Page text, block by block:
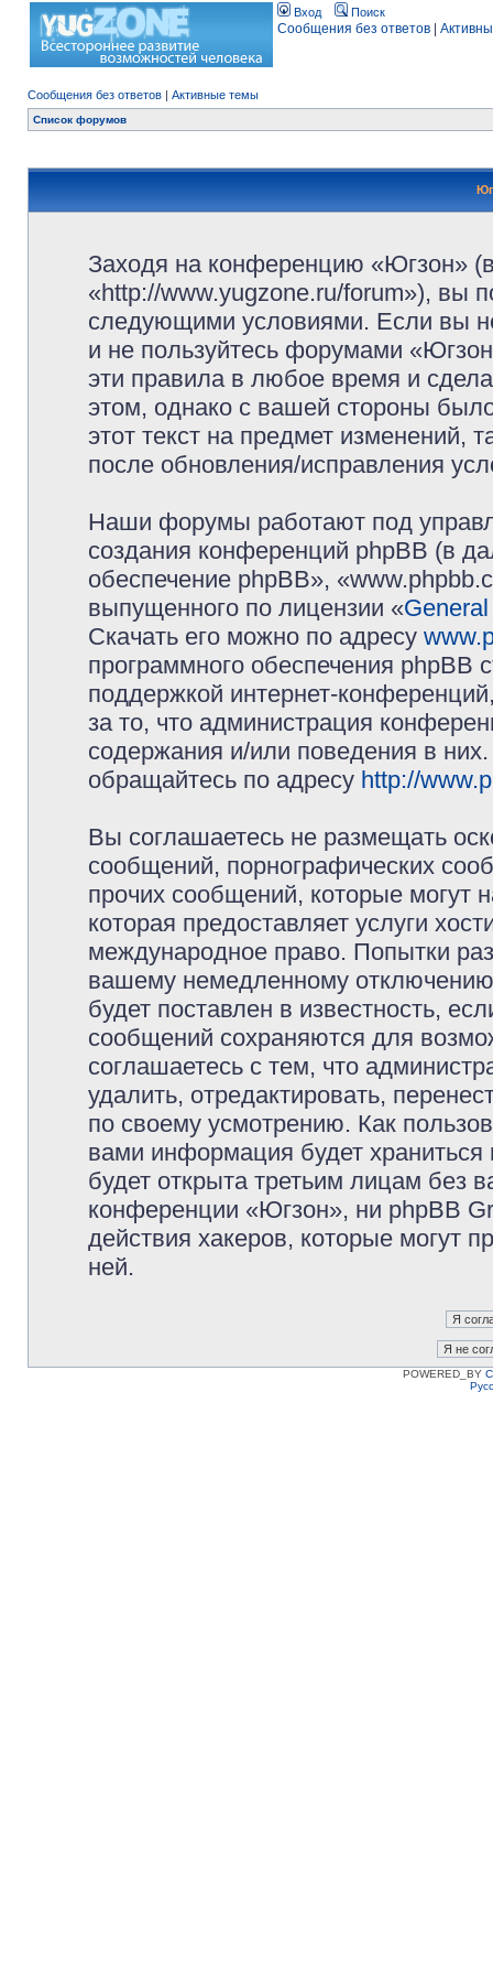
Вход Поиск
Сообщения без ответов
Сообщения без ответов | Активные темы
Список форумов
Заходя на конференцию «Югзон»
«http://www.yugzone.ru/forum»), вы
следующими условиями. Если вы
и не пользуйтесь форумами
эти правила в любое время и
этом, однако с вашей стороны
этот текст на предмет изменений,
после обновления/исправления
Наши форумы работают под
создания конференций phpBB (в
обеспечение phpBB»,
выпущенного по лицензии «
Скачать его можно по адресу
программного обеспечения phpBB
поддержкой интернет-
за то, что администрация
содержания и/или поведения в
обращайтесь по адресу http://
Вы соглашаетесь не размещать
сообщений, порнографических
прочих сообщений, которые могут
которая предоставляет услуги
международное право. Попытки
вашему немедленному
будет поставлен в известность,
сообщений сохраняются для
соглашаетесь с тем, что
удалить, отредактировать,
по своему усмотрению. Как
вами информация будет
будет открыта третьим лицам без
конференции «Югзон», ни phpBB
действия хакеров, которые могут
ней.
POWERED_BY